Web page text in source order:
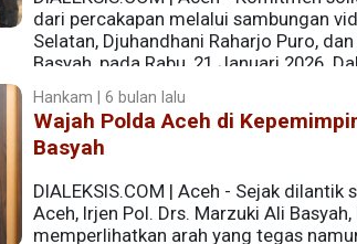
dari percakapan melalui sambungan
Selatan, Djuhandhani Raharjo Puro,
Basyah, pada Rabu, 21 Januari 2026.
laut khas daerahnya untuk membantu
Hankam | 6 bulan lalu
Wajah Polda Aceh di
Basyah
DIALEKSIS.COM | Aceh - Sejak dilantik
Aceh, Irjen Pol. Drs. Marzuki Ali
memperlihatkan arah yang tegas